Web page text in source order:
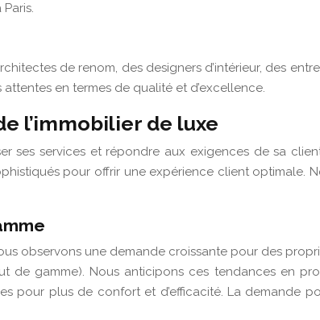
de renom, des designers d’intérieur, des
en termes de qualité et d’excellence.
l’immobilier de luxe
ses services et répondre aux exigences de sa
pour offrir une expérience client
observons une demande croissante pour des
de gamme). Nous anticipons ces tendances en
pour plus de confort et d’efficacité. La demande